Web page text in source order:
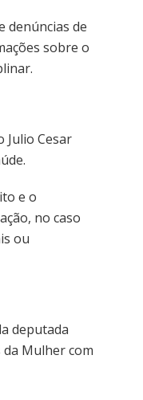
denúncias de
sobre o
Julio Cesar
e o
no caso
ou
deputada
Mulher com